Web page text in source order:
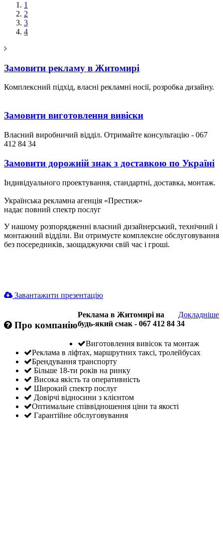
1
2
3
4
Замовити рекламу в Житомирі
Комплексний підхід, власні рекламні носії, розробка дизайну.
Замовити виготовлення вивіски
Власний виробничий відділ. Отримайте консультацію - 067
412 84 34
Замовити дорожній знак з доставкою по Україні
Індивідуального проектування, стандартні, доставка, монтаж.
Українська рекламна агенція «Престиж»
надає повний спектр послуг
У нашому розпорядженні власний дизайнерський, технічний і
монтажний відділи. Ви отримуєте комплексне обслуговування
без посередників, заощаджуючи свій час і гроші.
Завантажити презентацію
Про компанію
Докладніше
Реклама в Житомирі на
будь-який смак - 067 412 84 34
Виготовлення вивісок та монтаж
Реклама в ліфтах, маршрутних таксі, тролейбусах
Брендування транспорту
Більше 18-ти років на ринку
Висока якість та оперативність
Широкий спектр послуг
Довірчі відносини з клієнтом
Оптимальне співвідношення ціни та якості
Гарантійне обслуговування